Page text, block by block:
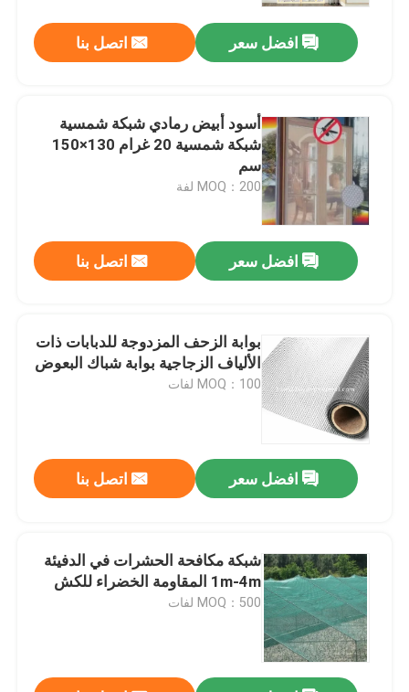
افضل سعر اتصل بنا
أسود أبيض رمادي شبكة شمسية
شبكة شمسية 20 غرام 130×150
سم
MOQ：200 لفة
افضل سعر اتصل بنا
بوابة الزحف المزدوجة للدبابات ذات
الألياف الزجاجية بوابة شباك البعوض
MOQ：100 لفات
افضل سعر اتصل بنا
شبكة مكافحة الحشرات في الدفيئة
1m-4m المقاومة الخضراء للكش
MOQ：500 لفات